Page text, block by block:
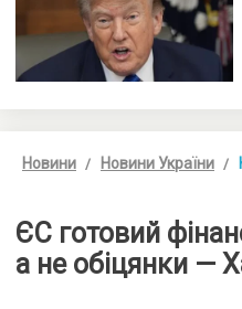
Новини Новини України
ЄС готовий
а не обіцянки —